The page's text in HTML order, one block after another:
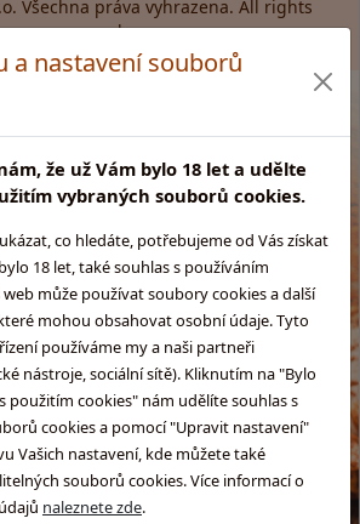
a nastavení souborů
že už Vám bylo 18 let a udělte
vybraných souborů cookies.
co hledáte, potřebujeme od Vás získat
18 let, také souhlas s používáním
může používat soubory cookies a další
mohou obsahovat osobní údaje. Tyto
používáme my a naši partneři
nástroje, sociální sítě). Kliknutím na "Bylo
použitím cookies" nám udělíte souhlas s
cookies a pomocí "Upravit nastavení"
Vašich nastavení, kde můžete také
souborů cookies. Více informací o
naleznete zde.
Všechna práva vyhrazena. All rights
reserved.